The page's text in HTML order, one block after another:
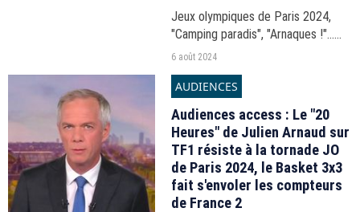
Jeux olympiques de Paris 2024,
"Camping paradis", "Arnaques !"...
Les audiences de la soirée du lundi
6 août 2024
AUDIENCES
Audiences access : Le "20
Heures" de Julien Arnaud sur
TF1 résiste à la tornade JO
de Paris 2024, le Basket 3x3
fait s'envoler les compteurs
de France 2